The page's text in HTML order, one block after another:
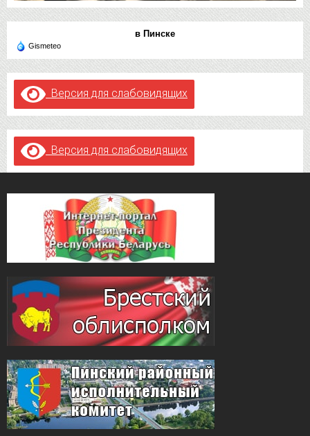
в Пинске
Gismeteo
Версия для слабовидящих
Версия для слабовидящих